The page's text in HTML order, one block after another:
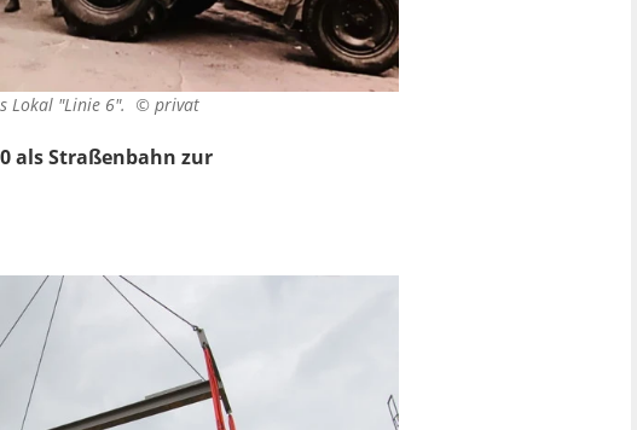
Lokal "Linie 6". © privat
als Straßenbahn zur